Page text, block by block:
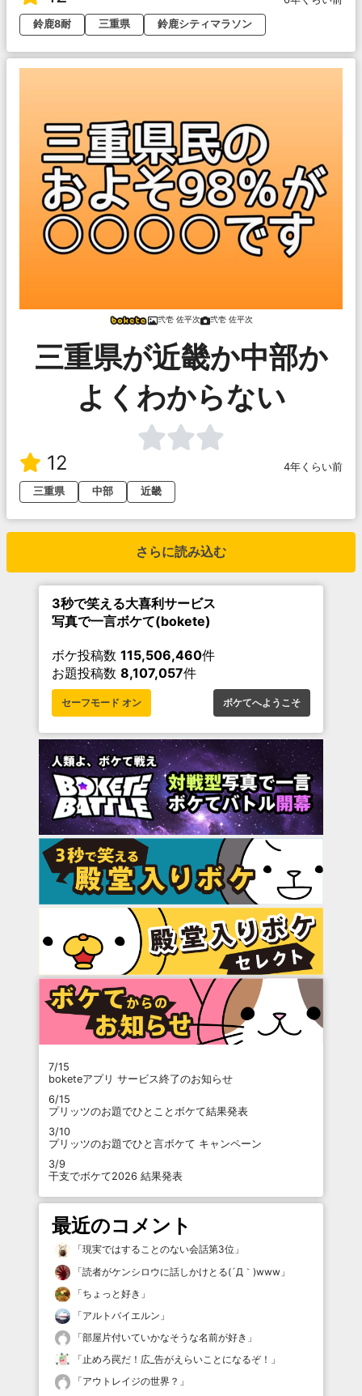
鈴鹿8耐
三重県 鈴鹿シティマラソン
弐壱 佐平次 弐壱 佐平次
三重県が近畿か中部か
よくわからない
12
4年くらい前
三重県
中部 近畿
さらに読み込む
3秒で笑える大喜利サービス
写真で一言ボケて(bokete)
ボケ投稿数 115,506,460件
お題投稿数 8,107,057件
セーフモード オン ボケてへようこそ
7/15
boketeアプリ サービス終了のお知らせ
6/15
プリッツのお題でひとことボケて結果発表
3/10
プリッツのお題でひと言ボケて キャンペーン
3/9
干支でボケて2026 結果発表
最近のコメント
「現実ではすることのない会話第3位 」
「読者がケンシロウに話しかけとる(´Д｀)www 」
「ちょっと好き 」
「アルトバイエルン 」
「部屋片付いていかなそうな名前が好き 」
「止めろ罠だ！広_告がえらいことになるぞ！ 」
「アウトレイジの世界？ 」